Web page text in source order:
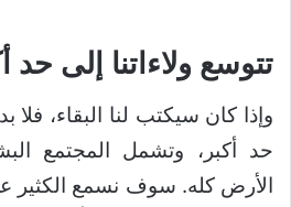
تتوسع ولاءاتنا إلى حد
وإذا كان سيكتب لنا البقاء، فلا
حد أكبر، وتشمل المجتمع
الأرض كله. سوف نسمع الكثير